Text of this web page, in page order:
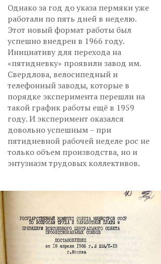
Однако за год до указа пермяки уже
работали по пять дней в неделю.
Этот новый формат работы был
успешно внедрен в 1966 году.
Инициативу для перехода на
«пятидневку» проявили завод им.
Свердлова, велосипедный и
телефонный заводы, которые в
порядке эксперимента перешли на
такой график работы ещё в 1959
году. И эксперимент оказался
довольно успешным – при
пятидневной рабочей неделе рос не
только объем производства, но и
энтузиазм трудовых коллективов.